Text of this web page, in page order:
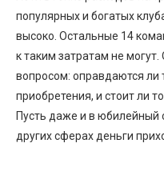
популярных и богатых
высоко. Остальные 14
к таким затратам не могут.
вопросом: оправдаются ли
приобретения, и стоит ли
Пусть даже и в юбилейный
других сферах деньги